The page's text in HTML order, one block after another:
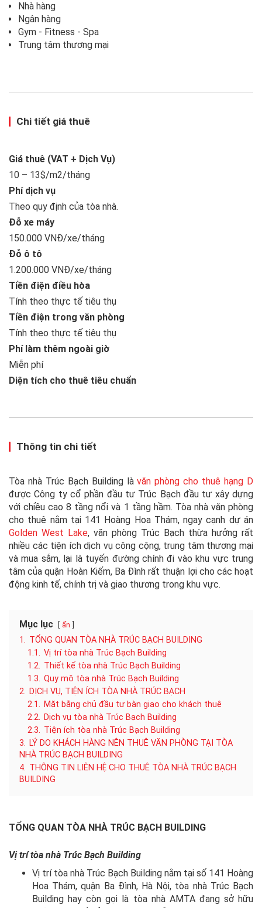
Nhà hàng
Ngân hàng
Gym - Fitness - Spa
Trung tâm thương mại
Chi tiết giá thuê
Giá thuê (VAT + Dịch Vụ)
10 – 13$/m2/tháng
Phí dịch vụ
Theo quy định của tòa nhà.
Đỗ xe máy
150.000 VNĐ/xe/tháng
Đỗ ô tô
1.200.000 VNĐ/xe/tháng
Tiền điện điều hòa
Tính theo thực tế tiêu thụ
Tiền điện trong văn phòng
Tính theo thực tế tiêu thụ
Phí làm thêm ngoài giờ
Miễn phí
Diện tích cho thuê tiêu chuẩn
Thông tin chi tiết
Tòa nhà Trúc Bạch Building làvăn phòng cho thuê hạng D
được Công ty cổ phần đầu tư Trúc Bạch đầu tư xây dựng
với chiều cao 8 tầng nổi và 1 tầng hầm. Tòa nhà văn phòng
cho thuê nằm tại 141 Hoàng Hoa Thám, ngay cạnh dự án
Golden West Lake, văn phòng Trúc Bạch thừa hưởng rất
nhiều các tiện ích dịch vụ công cộng, trung tâm thương mại
và mua sắm, lại là tuyến đường chính đi vào khu vực trung
tâm của quận Hoàn Kiếm, Ba Đình rất thuận lợi cho các hoạt
động kinh tế, chính trị và giao thương trong khu vực.
Mục lục ẩn
1. TỔNG QUAN TÒA NHÀ TRÚC BẠCH BUILDING
1.1. Vị trí tòa nhà Trúc Bạch Building
1.2. Thiết kế tòa nhà Trúc Bạch Building
1.3. Quy mô tòa nhà Trúc Bạch Building
2. DỊCH VỤ, TIỆN ÍCH TÒA NHÀ TRÚC BẠCH
2.1. Mặt bằng chủ đầu tư bàn giao cho khách thuê
2.2. Dịch vụ tòa nhà Trúc Bạch Building
2.3. Tiện ích tòa nhà Trúc Bạch Building
3. LÝ DO KHÁCH HÀNG NÊN THUÊ VĂN PHÒNG TẠI TÒA
NHÀ TRÚC BẠCH BUILDING
4. THÔNG TIN LIÊN HỆ CHO THUÊ TÒA NHÀ TRÚC BẠCH
BUILDING
TỔNG QUAN TÒA NHÀ TRÚC BẠCH BUILDING
Vị trí tòa nhà Trúc Bạch Building
Vị trí tòa nhà Trúc Bạch Building nằm tại số 141 Hoàng
Hoa Thám, quận Ba Đình, Hà Nội, tòa nhà Trúc Bạch
Building hay còn gọi là tòa nhà AMTA đang sở hữu